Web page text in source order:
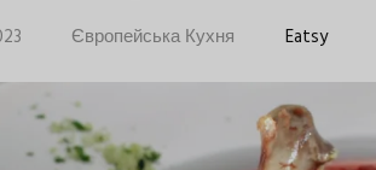
Європейська Кухня Eatsy